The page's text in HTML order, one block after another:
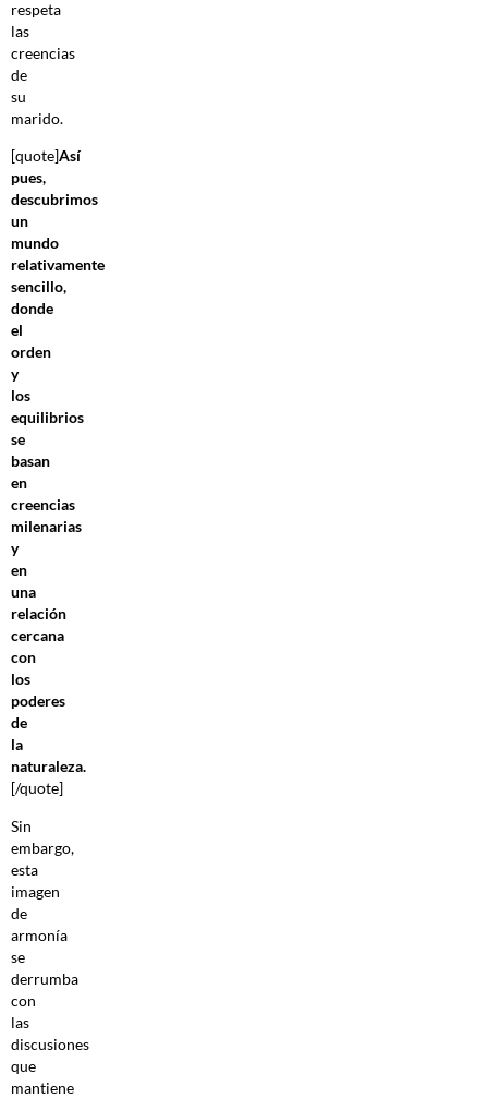
respeta
las
creencias
de
su
marido.
[quote]Así
pues,
descubrimos
un
mundo
relativamente
sencillo,
donde
el
orden
y
los
equilibrios
se
basan
en
creencias
milenarias
y
en
una
relación
cercana
con
los
poderes
de
la
naturaleza.
[/quote]
Sin
embargo,
esta
imagen
de
armonía
se
derrumba
con
las
discusiones
que
mantiene